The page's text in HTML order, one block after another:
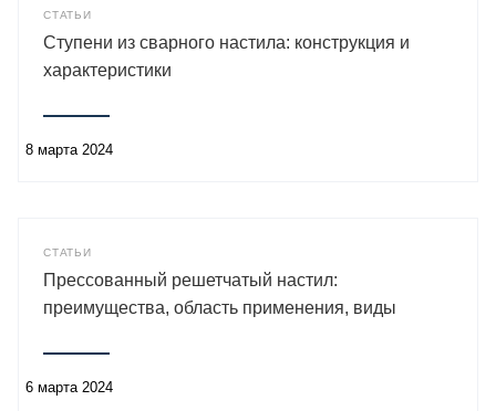
СТАТЬИ
Ступени из сварного настила: конструкция и
характеристики
8 марта 2024
СТАТЬИ
Прессованный решетчатый настил:
преимущества, область применения, виды
6 марта 2024